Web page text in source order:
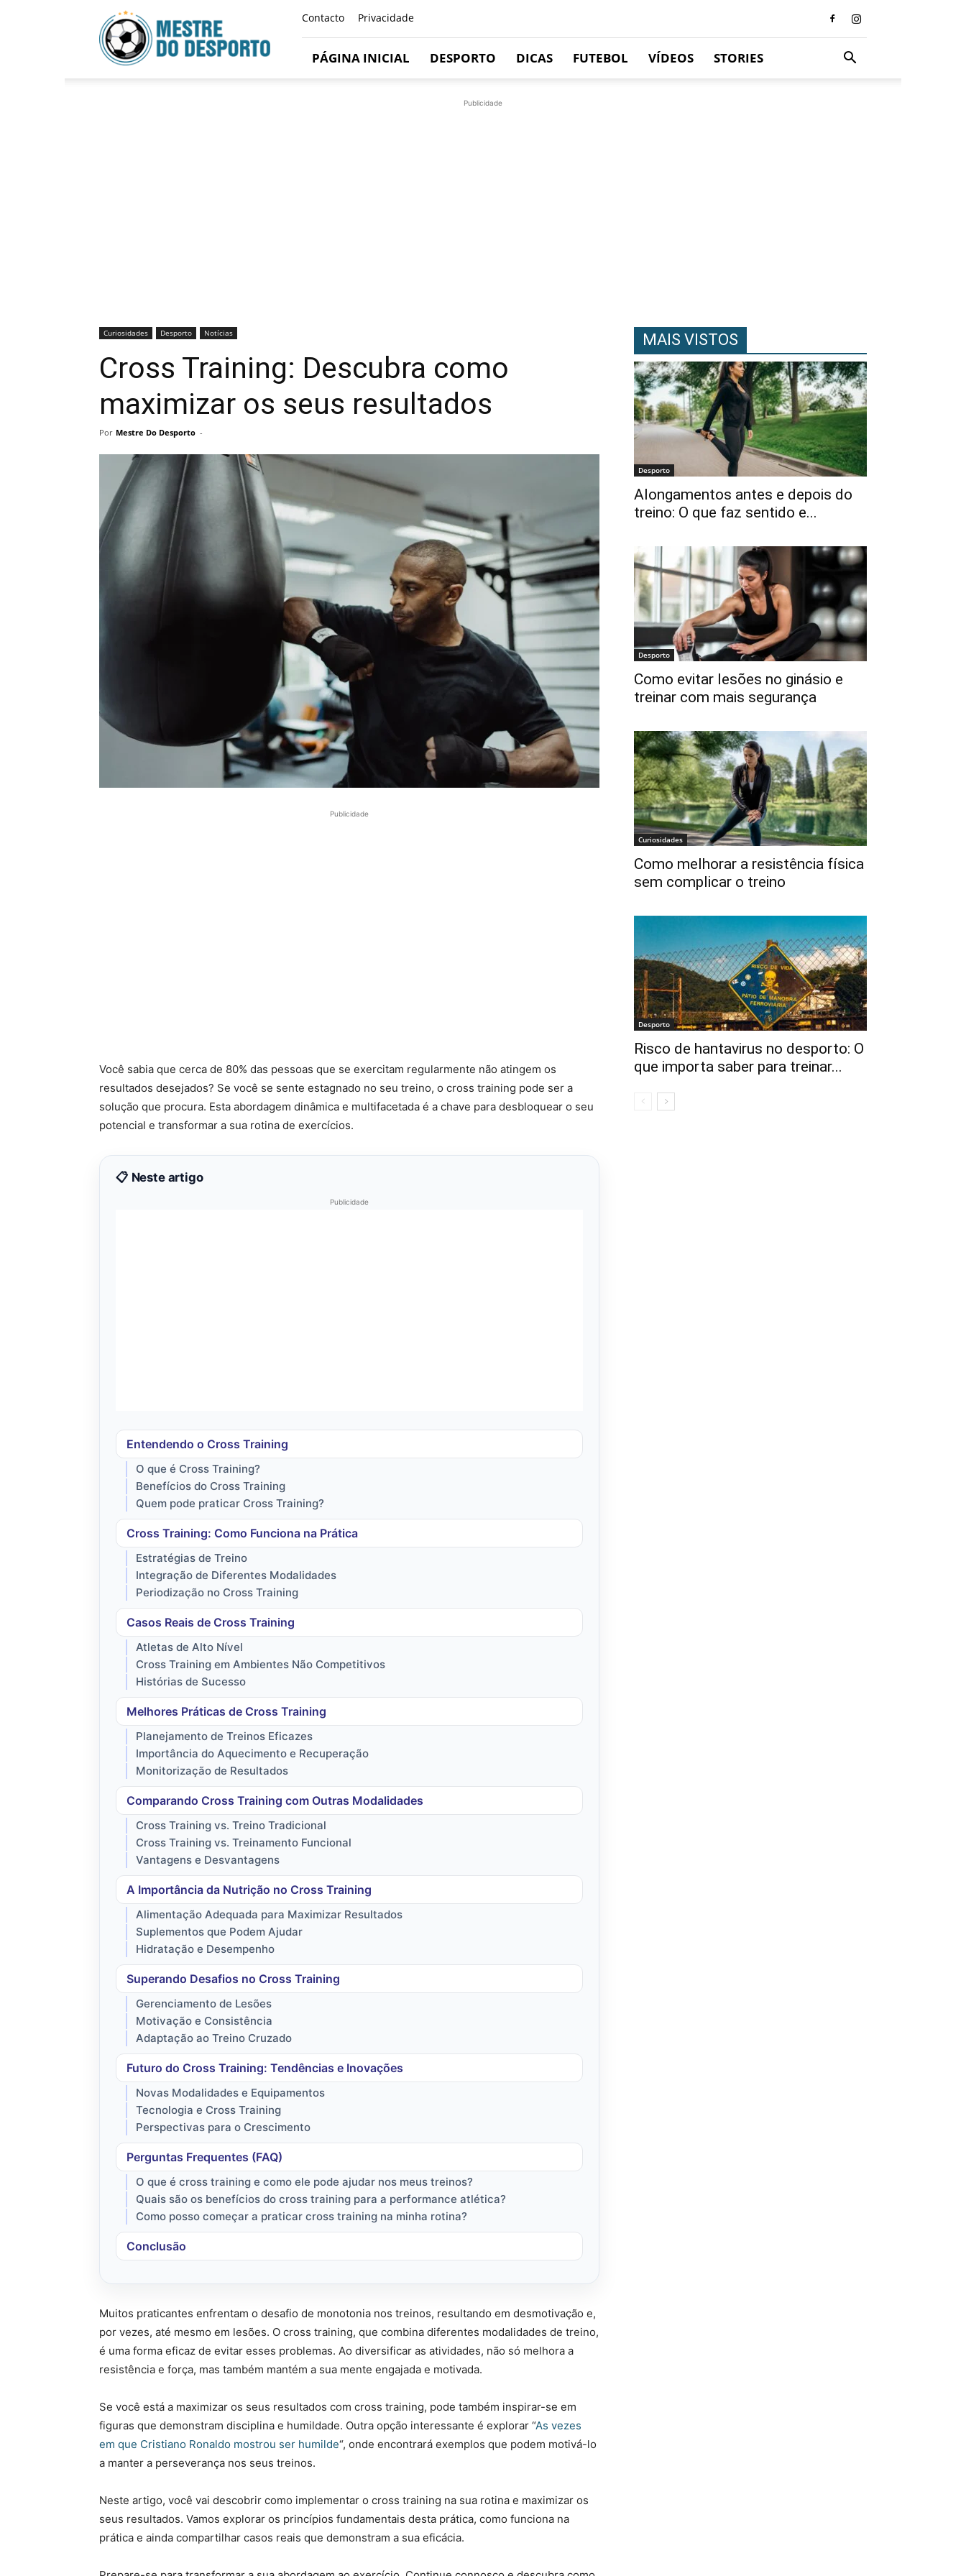
Mestre
Do
Desporto
Contacto Privacidade
PÁGINA INICIAL DESPORTO DICAS FUTEBOL VÍDEOS STORIES
Publicidade
Curiosidades Desporto Notícias
Cross Training: Descubra como
maximizar os seus resultados
Por Mestre Do Desporto -
Publicidade
Você sabia que cerca de 80% das pessoas que se exercitam regularmente não atingem os
resultados desejados? Se você se sente estagnado no seu treino, o cross training pode ser a
solução que procura. Esta abordagem dinâmica e multifacetada é a chave para desbloquear o seu
potencial e transformar a sua rotina de exercícios.
📋 Neste artigo
Publicidade
Entendendo o Cross Training
O que é Cross Training?
Benefícios do Cross Training
Quem pode praticar Cross Training?
Cross Training: Como Funciona na Prática
Estratégias de Treino
Integração de Diferentes Modalidades
Periodização no Cross Training
Casos Reais de Cross Training
Atletas de Alto Nível
Cross Training em Ambientes Não Competitivos
Histórias de Sucesso
Melhores Práticas de Cross Training
Planejamento de Treinos Eficazes
Importância do Aquecimento e Recuperação
Monitorização de Resultados
Comparando Cross Training com Outras Modalidades
Cross Training vs. Treino Tradicional
Cross Training vs. Treinamento Funcional
Vantagens e Desvantagens
A Importância da Nutrição no Cross Training
Alimentação Adequada para Maximizar Resultados
Suplementos que Podem Ajudar
Hidratação e Desempenho
Superando Desafios no Cross Training
Gerenciamento de Lesões
Motivação e Consistência
Adaptação ao Treino Cruzado
Futuro do Cross Training: Tendências e Inovações
Novas Modalidades e Equipamentos
Tecnologia e Cross Training
Perspectivas para o Crescimento
Perguntas Frequentes (FAQ)
O que é cross training e como ele pode ajudar nos meus treinos?
Quais são os benefícios do cross training para a performance atlética?
Como posso começar a praticar cross training na minha rotina?
Conclusão
Muitos praticantes enfrentam o desafio de monotonia nos treinos, resultando em desmotivação e,
por vezes, até mesmo em lesões. O cross training, que combina diferentes modalidades de treino,
é uma forma eficaz de evitar esses problemas. Ao diversificar as atividades, não só melhora a
resistência e força, mas também mantém a sua mente engajada e motivada.
Se você está a maximizar os seus resultados com cross training, pode também inspirar-se em
figuras que demonstram disciplina e humildade. Outra opção interessante é explorar “As vezes
em que Cristiano Ronaldo mostrou ser humilde“, onde encontrará exemplos que podem motivá-lo
a manter a perseverança nos seus treinos.
Neste artigo, você vai descobrir como implementar o cross training na sua rotina e maximizar os
seus resultados. Vamos explorar os princípios fundamentais desta prática, como funciona na
prática e ainda compartilhar casos reais que demonstram a sua eficácia.
MAIS VISTOS
Desporto
Alongamentos antes e depois do
treino: O que faz sentido e...
Desporto
Como evitar lesões no ginásio e
treinar com mais segurança
Curiosidades
Como melhorar a resistência física
sem complicar o treino
Desporto
Risco de hantavirus no desporto: O
que importa saber para treinar...